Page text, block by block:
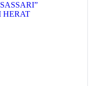
HERAT